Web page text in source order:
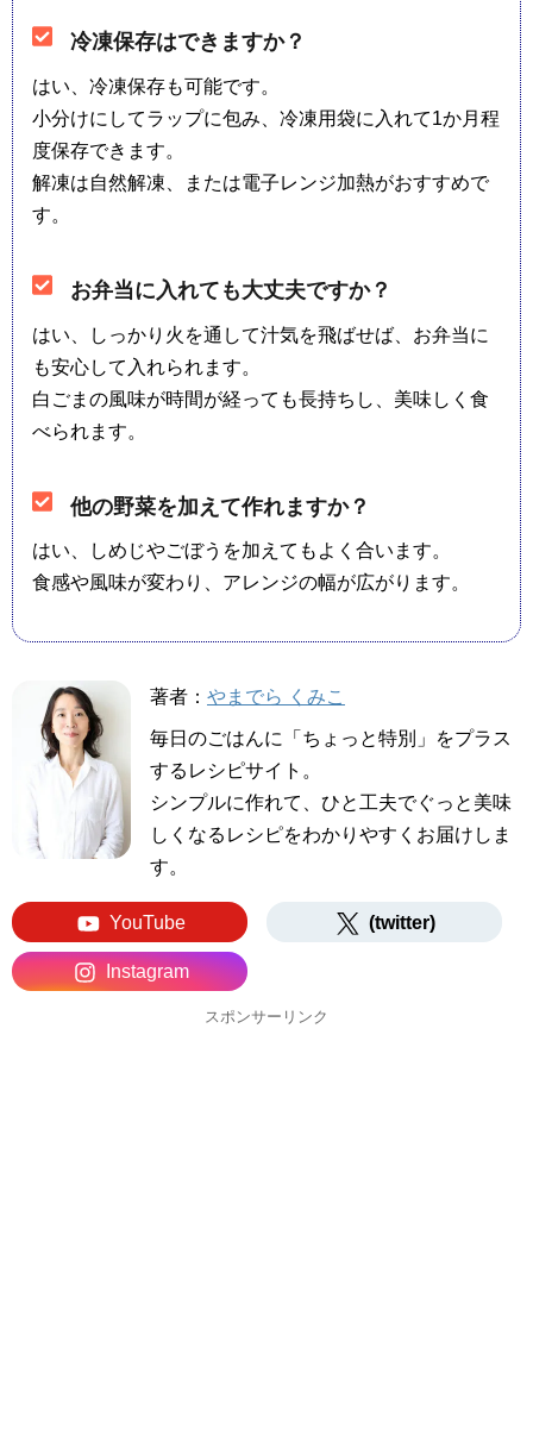
冷凍保存はできますか？
はい、冷凍保存も可能です。
小分けにしてラップに包み、冷凍用袋に入れて1か月程
度保存できます。
解凍は自然解凍、または電子レンジ加熱がおすすめで
す。
お弁当に入れても大丈夫ですか？
はい、しっかり火を通して汁気を飛ばせば、お弁当に
も安心して入れられます。
白ごまの風味が時間が経っても長持ちし、美味しく食
べられます。
他の野菜を加えて作れますか？
はい、しめじやごぼうを加えてもよく合います。
食感や風味が変わり、アレンジの幅が広がります。
著者： やまでら くみこ
毎日のごはんに「ちょっと特別」をプラス
するレシピサイト。
シンプルに作れて、ひと工夫でぐっと美味
しくなるレシピをわかりやすくお届けしま
す。
YouTube (twitter)
Instagram
スポンサーリンク